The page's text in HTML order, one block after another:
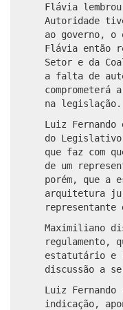
Flávia
Autoridade
ao governo, o
Flávia então
Setor e da
a falta de
comprometerá
na legislação.
Luiz
do
que faz com
de um
porém, que a
arquitetura
Maximiliano
regulamento,
estatutário e
discussão a
Luiz Fernando
indicação,